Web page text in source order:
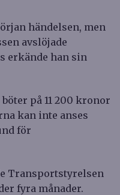
händelsen, men
avslöjade
erkände han sin
på 11 200 kronor
kan inte anses
för
Transportstyrelsen
fyra månader.